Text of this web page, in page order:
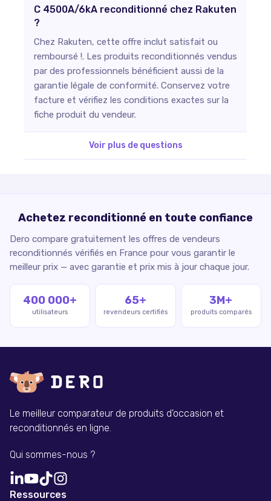
C 4500A/6kA reconditionné chez Rakuten
?
Chez Rakuten, cette offre inclut satisfait ou
remboursé !. Les produits reconditionnés vendus
par des professionnels bénéficient aussi de la
garantie légale de conformité. Conservez votre
facture et vérifiez les conditions exactes sur la
fiche produit du vendeur.
Voir plus de questions
Achetez reconditionné en toute confiance
Dero compare gratuitement les offres de vendeurs
reconditionnés vérifiés en France pour vous garantir le
meilleur prix — avec garantie et prix mis à jour chaque jour.
400 000+
utilisateurs
65+
revendeurs certifiés
3M+
produits comparés
Le meilleur comparateur de produits d'occasion et
reconditionnés en ligne.
Qui sommes-nous ?
Ressources